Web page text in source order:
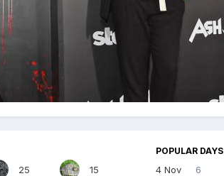
25 15
POPULAR DAYS
4 Nov 6